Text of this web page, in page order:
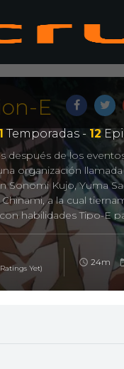
E
1 Temporadas - 12
después de los
organización
Sonomi Kujo, Yuma
a la cual
habilidades Tipo-E
Muy diferente es
aislar las Type-E para
la serie iremos
Yet)
24m